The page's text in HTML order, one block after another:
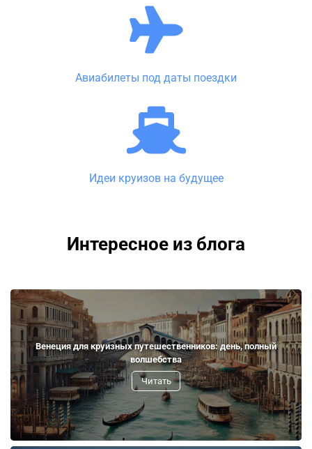
Авиабилеты под даты поездки
Идеи круизов на будущее
Интересное из блога
Венеция для круизных путешественников: день, полный
волшебства
Читать